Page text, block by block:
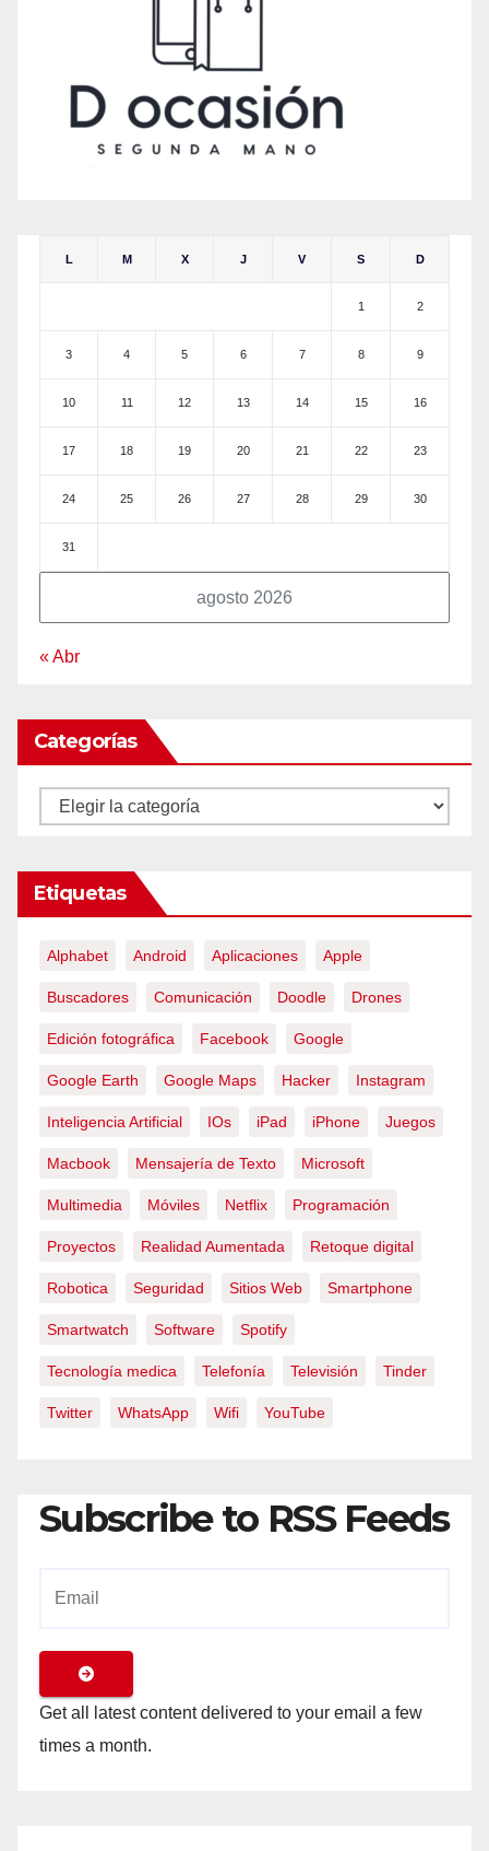
agosto 2026
L M X J V S D
1 2
3 4 5 6 7 8 9
10 11 12 13 14 15 16
17 18 19 20 21 22 23
24 25 26 27 28 29 30
31
« Abr
Categorías
Categorías
Etiquetas
Alphabet Android Aplicaciones Apple
Buscadores Comunicación Doodle Drones
Edición fotográfica Facebook Google
Google Earth Google Maps Hacker Instagram
Inteligencia Artificial IOs iPad iPhone Juegos
Macbook Mensajería de Texto Microsoft
Multimedia Móviles Netflix Programación
Proyectos Realidad Aumentada Retoque digital
Robotica Seguridad Sitios Web Smartphone
Smartwatch Software Spotify
Tecnología medica Telefonía Televisión Tinder
Twitter WhatsApp Wifi YouTube
Subscribe to RSS Feeds
Get all latest content delivered to your email a few
times a month.